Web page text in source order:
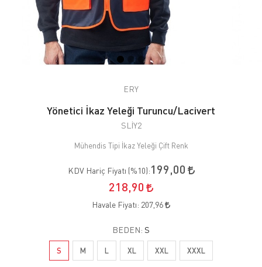
ERY
Yönetici İkaz Yeleği Turuncu/Lacivert
SLİY2
Mühendis Tipi İkaz Yeleği Çift Renk
KDV Hariç Fiyatı (%10):199,00
218,90
Havale Fiyatı: 207,96
BEDEN: S
S M L XL XXL XXXL